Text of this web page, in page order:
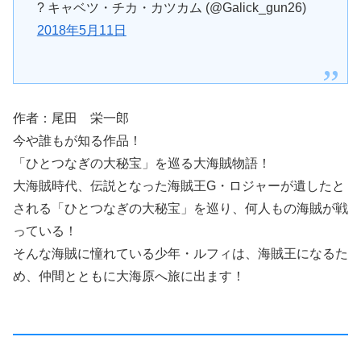
? キャベツ・チカ・カツカム (@Galick_gun26)
2018年5月11日
作者：尾田 栄一郎
今や誰もが知る作品！
「ひとつなぎの大秘宝」を巡る大海賊物語！
大海賊時代、伝説となった海賊王G・ロジャーが遺したと
される「ひとつなぎの大秘宝」を巡り、何人もの海賊が戦
っている！
そんな海賊に憧れている少年・ルフィは、海賊王になるた
め、仲間とともに大海原へ旅に出ます！